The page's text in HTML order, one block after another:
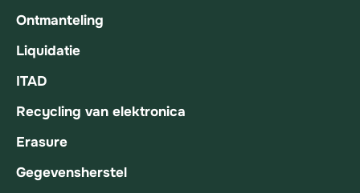
Ontmanteling
Liquidatie
ITAD
Recycling van elektronica
Erasure
Gegevensherstel